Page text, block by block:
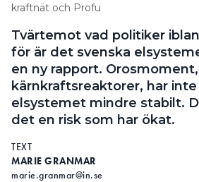
kraftnät och Profu
Tvärtemot vad politiker
för är det svenska
en ny rapport.
kärnkraftsreaktorer, har
elsystemet mindre stabilt.
det en risk som har ökat.
TEXT
MARIE GRANMAR
marie.granmar@in.se